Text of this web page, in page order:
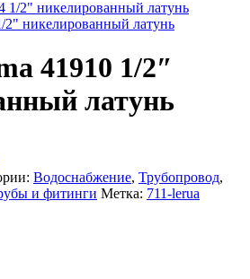
2" никелированный латунь
41910 1/2″
латунь
Водоснабжение, Трубопровод,
и фитинги Метка: 711-lerua